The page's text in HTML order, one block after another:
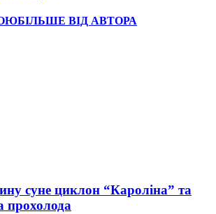
БІЛЬШЕ ВІД АВТОРА
суне циклон “Кароліна” та
прохолода